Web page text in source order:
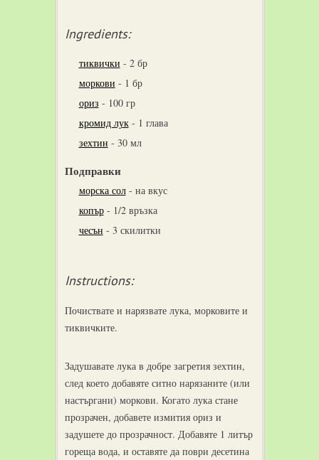
Ingredients:
тиквички - 2 бр
моркови - 1 бр
ориз - 100 гр
кромид лук- 1 глава
зехтин - 30 мл
Подправки
морска сол- на вкус
копър- 1/2 връзка
чесън - 3 скилитки
Instructions:
Почиствате и нарязвате лука, морковите и
тиквичките.
Задушавате лука в добре загретия зехтин,
след което добавяте ситно нарязаните (или
настъргани) моркови. Когато лука стане
прозрачен, добавете измития ориз и
задушете до прозрачност. Добавяте 1 литър
гореща вода, и оставяте да поври десетина